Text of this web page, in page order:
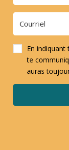
En
te
auras